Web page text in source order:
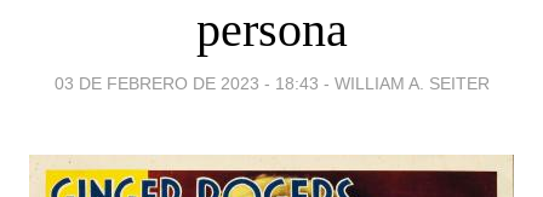
persona
03 DE FEBRERO DE 2023 - 18:43 - WILLIAM A. SEITER